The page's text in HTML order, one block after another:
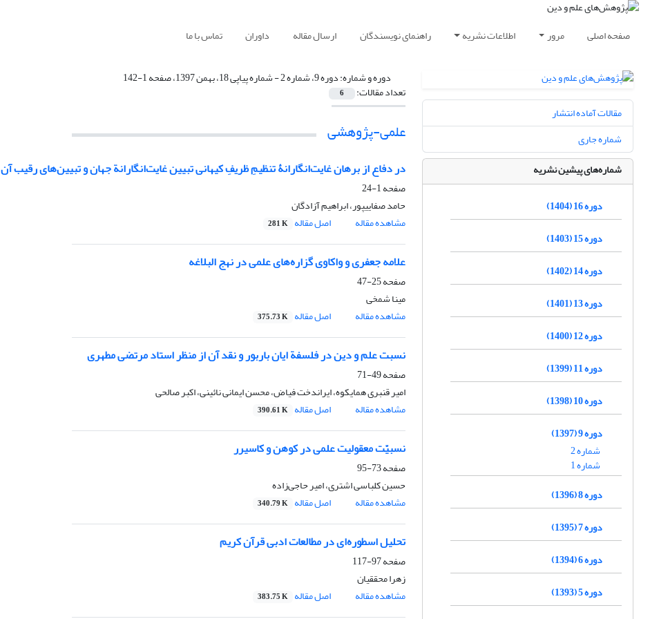
صفحه اصلی مرور اطلاعات نشریه راهنمای نویسندگان ارسال مقاله داوران تماس با ما
دوره و شماره:دوره 9، شماره 2 - شماره پیاپی 18، بهمن 1397، صفحه 1-142
تعداد مقالات: 6
علمی-پژوهشی
در دفاع از برهان غایت‌انگارانۀ تنظیمِ ظریفِ کیهانی تبیین غایت‌انگارانة جهان و تبیین‌های رقیب آن
صفحه1-24
حامد صفایی‎پور، ابراهیم آزادگان
مشاهده مقاله
اصل مقاله 281 K
علامه جعفری و واکاوی گزاره‌های علمی در نهج البلاغه
صفحه25-47
مینا شمخی
مشاهده مقاله
اصل مقاله 375.73 K
نسبت علم و دین در فلسفة ایان باربور و نقد آن از منظر استاد مرتضی مطهری
صفحه49-71
امیر قنبری همایکوه، ایراندخت فیاض، محسن ایمانی نائینی، اکبر صالحی
مشاهده مقاله
اصل مقاله 390.61 K
نسبیّت معقولیت علمی در کوهن و کاسیرر
صفحه73-95
حسین کلباسی اشتری، امیر حاجی‌زاده
مشاهده مقاله
اصل مقاله 340.79 K
تحلیل اسطوره‌ای در مطالعات ادبی قرآن کریم
صفحه97-117
زهرا محققیان
مشاهده مقاله
اصل مقاله 383.75 K
مقالات آماده انتشار
شماره جاری
شماره‌های پیشین نشریه
دوره 16 (1404)
دوره 15 (1403)
دوره 14 (1402)
دوره 13 (1401)
دوره 12 (1400)
دوره 11 (1399)
دوره 10 (1398)
دوره 9 (1397)
شماره 2
شماره 1
دوره 8 (1396)
دوره 7 (1395)
دوره 6 (1394)
دوره 5 (1393)